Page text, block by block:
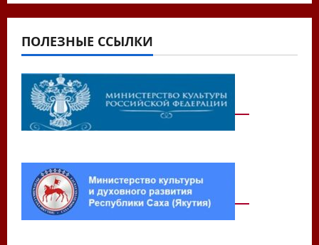
ПОЛЕЗНЫЕ ССЫЛКИ